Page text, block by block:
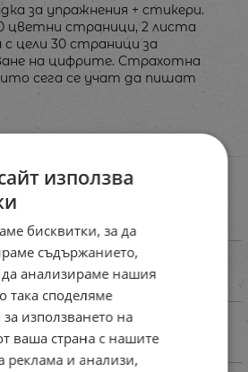
за упражнения + стикери.
цветни страници, 2 листа
цели 30 страници за
на цифрите. Страхотна
сега се учат да пишат
използва
бисквитки, за да
съдържанието,
анализираме нашия
така споделяме
използването на
ваша страна с нашите
реклама и анализи,